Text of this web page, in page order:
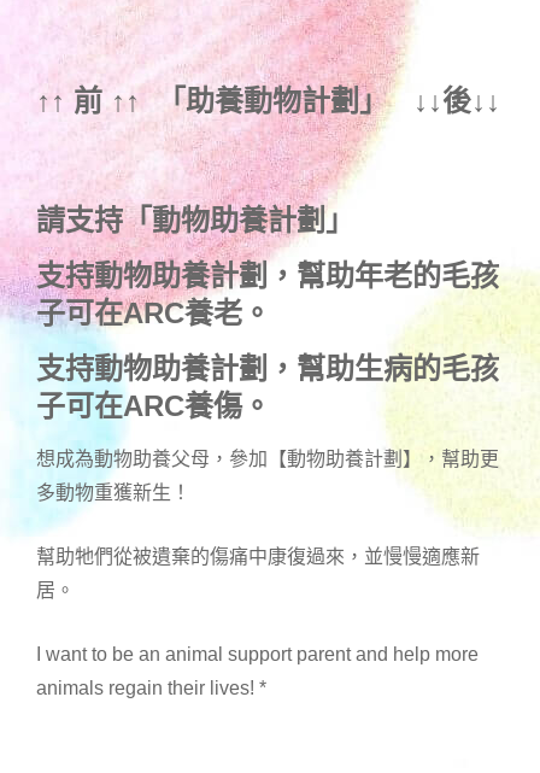
↑↑ 前 ↑↑ 「助養動物計劃」 ↓↓後↓↓
請支持「動物助養計劃」
支持動物助養計劃，幫助年老的毛孩
子可在ARC養老。
支持動物助養計劃，幫助生病的毛孩
子可在ARC養傷。
想成為動物助養父母，參加【動物助養計劃】，幫助更
多動物重獲新生！
幫助牠們從被遺棄的傷痛中康復過來，並慢慢適應新
居。
I want to be an animal support parent and help more
animals regain their lives! *